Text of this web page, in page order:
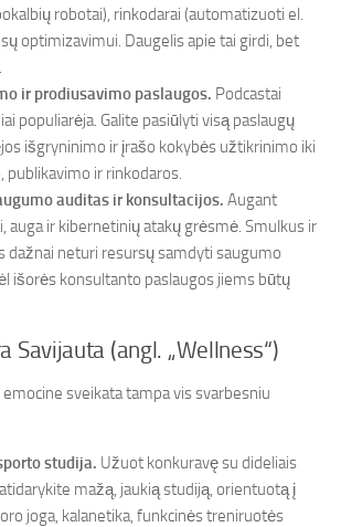
robotai), rinkodarai (automatizuoti el.
optimizavimui. Daugelis apie tai girdi, bet
ir prodiusavimo paslaugos. Podcastai
populiarėja. Galite pasiūlyti visą paslaugų
išgryninimo ir įrašo kokybės užtikrinimo iki
publikavimo ir rinkodaros.
auditas ir konsultacijos. Augant
auga ir kibernetinių atakų grėsmė. Smulkus ir
dažnai neturi resursų samdyti saugumo
išorės konsultanto paslaugos jiems būtų
Savijauta (angl. „Wellness“)
sveikata tampa vis svarbesniu
studija. Užuot konkuravę su dideliais
mažą, jaukią studiją, orientuotą į
joga, kalanetika, funkcinės treniruotės